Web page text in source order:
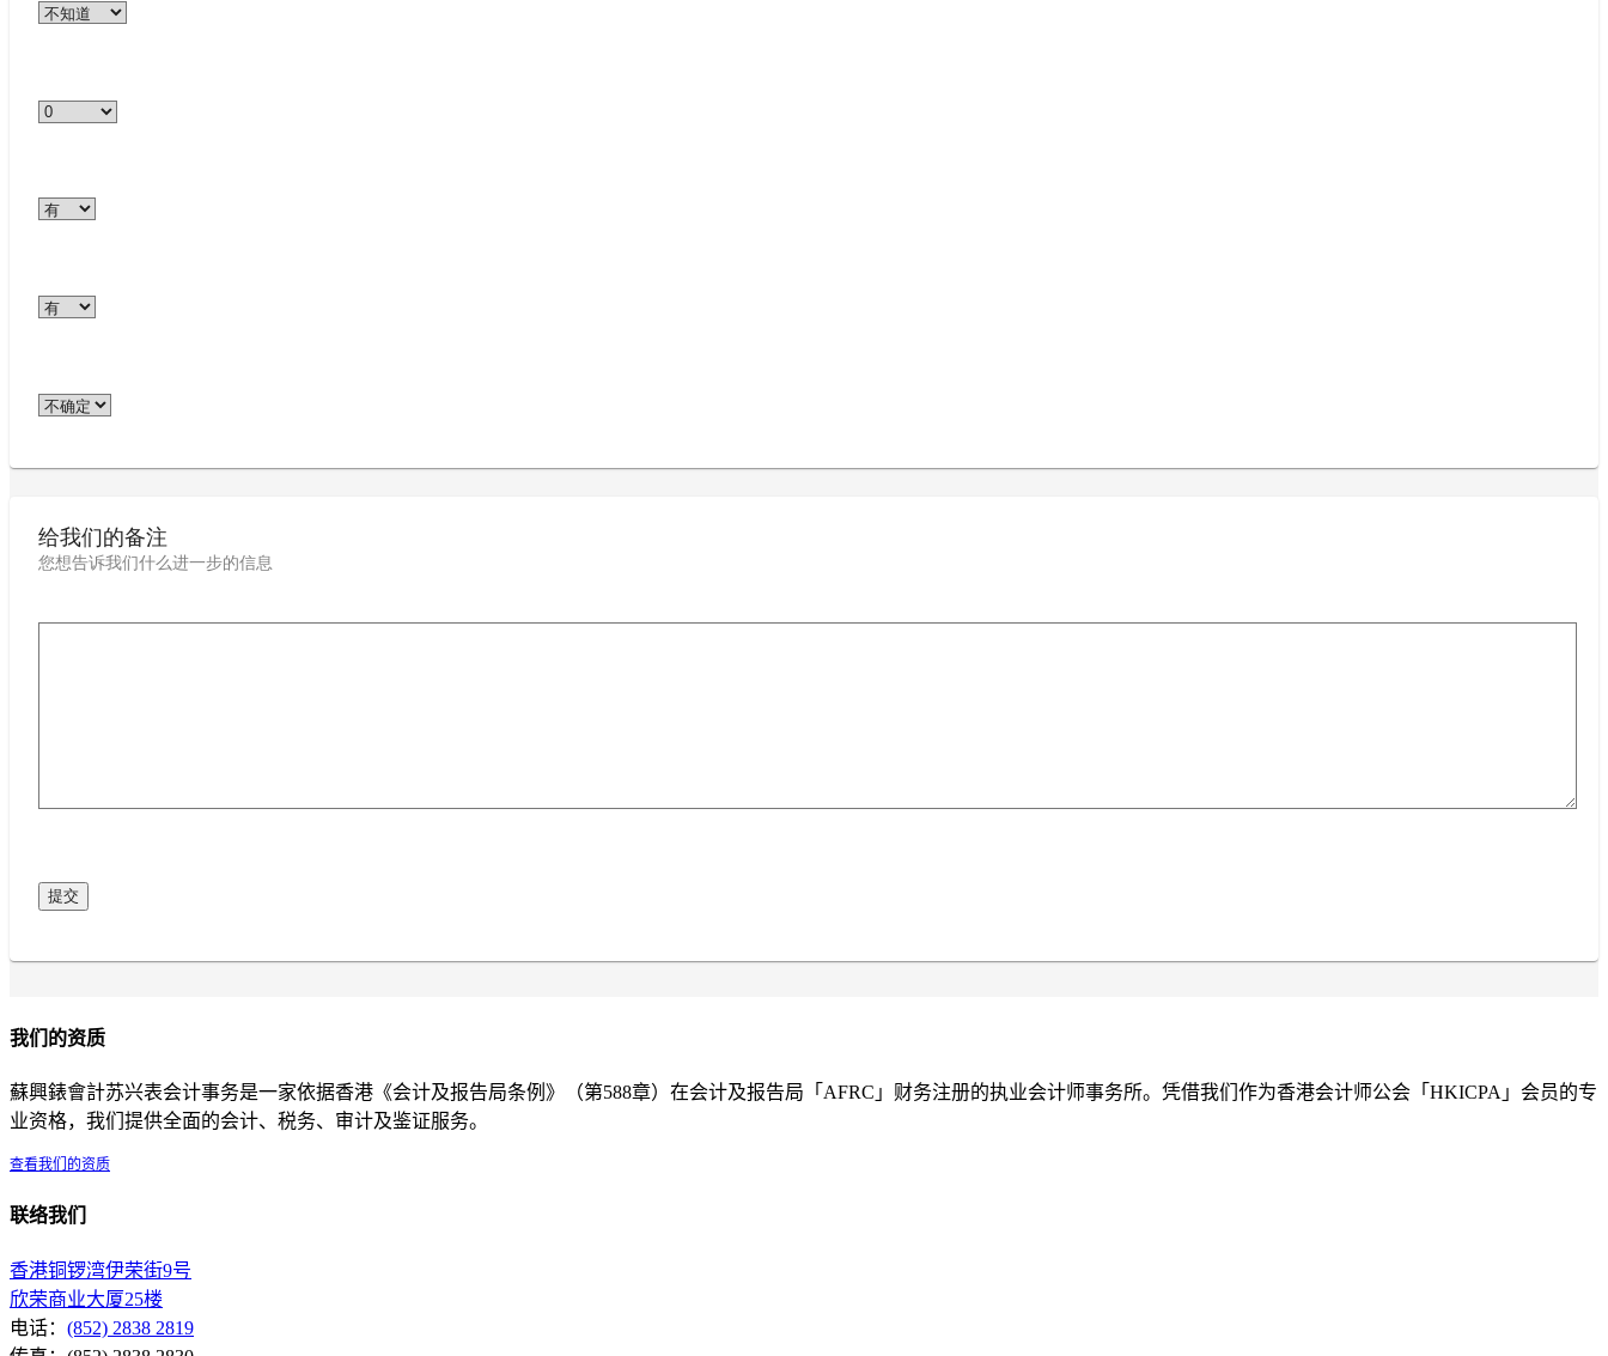
给我们的备注
您想告诉我们什么进一步的信息
我们的资质
蘇興錶會計苏兴表会计事务是一家依据香港《会计及报告局条例》（第588章）在会计及报告局「AFRC」财务注册的执业会计师事务所。凭借我们作为香港会计师公会「HKICPA」会员的专
业资格，我们提供全面的会计、税务、审计及鉴证服务。
查看我们的资质
联络我们
香港铜锣湾伊荣街9号
欣荣商业大厦25楼
电话： (852) 2838 2819